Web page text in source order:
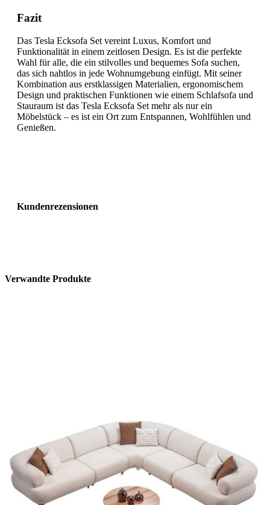
Fazit
Das Tesla Ecksofa Set vereint Luxus, Komfort und
Funktionalität in einem zeitlosen Design. Es ist die perfekte
Wahl für alle, die ein stilvolles und bequemes Sofa suchen,
das sich nahtlos in jede Wohnumgebung einfügt. Mit seiner
Kombination aus erstklassigen Materialien, ergonomischem
Design und praktischen Funktionen wie einem Schlafsofa und
Stauraum ist das Tesla Ecksofa Set mehr als nur ein
Möbelstück – es ist ein Ort zum Entspannen, Wohlfühlen und
Genießen.
Kundenrezensionen
Verwandte Produkte